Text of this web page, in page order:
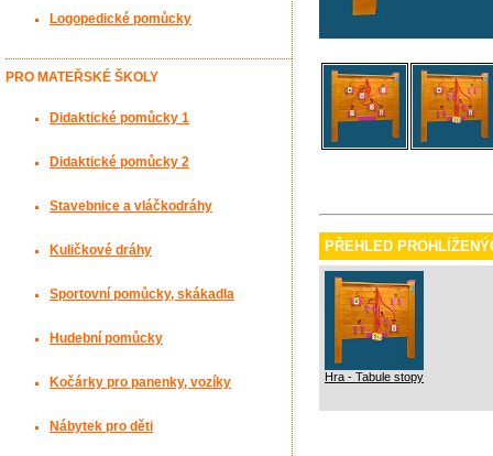
PŘEHLED
Hra - Tabule stopy
Logopedické pomůcky
PRO MATEŘSKÉ ŠKOLY
Didaktické pomůcky 1
Didaktické pomůcky 2
Stavebnice a vláčkodráhy
Kuličkové dráhy
Sportovní pomůcky, skákadla
Hudební pomůcky
Kočárky pro panenky, vozíky
Nábytek pro děti